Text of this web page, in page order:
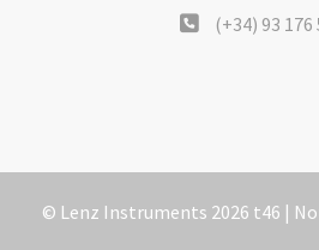
(+34) 93 176
© Lenz Instruments 2026 t46 |